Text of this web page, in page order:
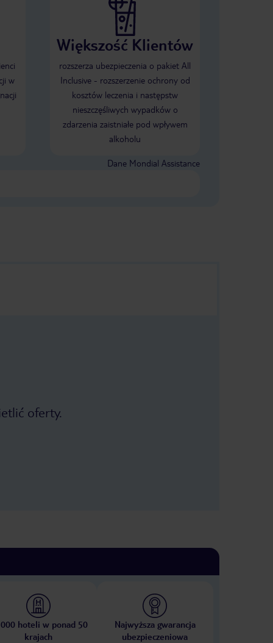
w
Większość Klientów
rozszerza ubezpieczenia o pakiet All
Inclusive - rozszerzenie ochrony od
kosztów leczenia i następstw
nieszczęśliwych wypadków o
zdarzenia zaistniałe pod wpływem
alkoholu
Dane Mondial Assistance
oferty.
hoteli w ponad 50
krajach
Najwyższa gwarancja
ubezpieczeniowa